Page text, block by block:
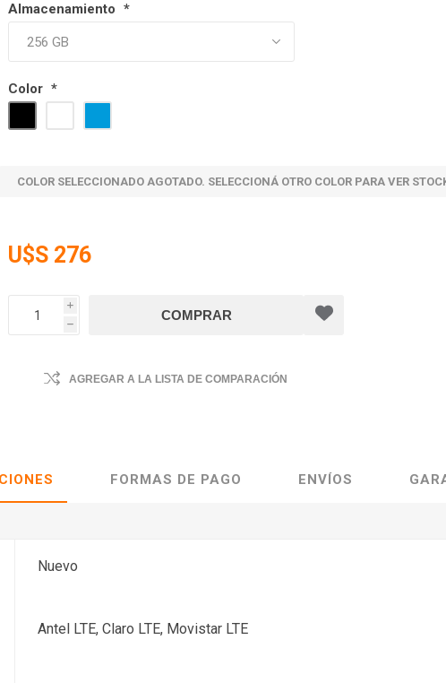
Almacenamiento *
Color *
COLOR SELECCIONADO AGOTADO. SELECCIONÁ OTRO COLOR PARA VER
U$S 276
i
h
AGREGAR A LA LISTA DE COMPARACIÓN
FORMAS DE PAGO ENVÍOS
Nuevo
Antel LTE, Claro LTE, Movistar LTE